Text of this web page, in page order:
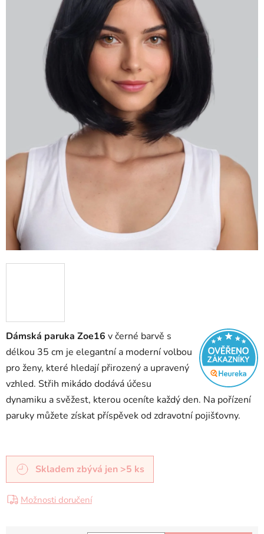
Dámská paruka Zoe16 v černé barvě s
délkou 35 cm je elegantní a moderní volbou
pro ženy, které hledají přirozený a upravený
vzhled. Střih mikádo dodává účesu
dynamiku a svěžest, kterou oceníte každý den. Na pořízení
paruky můžete získat příspěvek od zdravotní pojišťovny.
Skladem zbývá jen >5 ks
Možnosti doručení